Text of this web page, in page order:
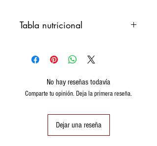
Tabla nutricional
NUTRICIONALES
PROTEÍNAS
0,1
CARBOHIDRATOS
No hay reseñas todavía
Comparte tu opinión. Deja la primera reseña.
Dejar una reseña